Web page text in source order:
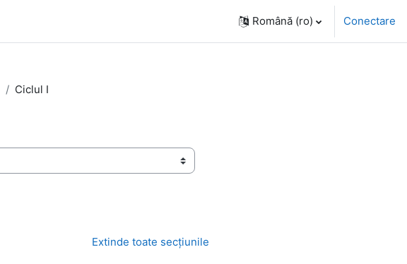
Română ‎(ro)‎ Conectare
Ciclul I
Extinde toate secțiunile